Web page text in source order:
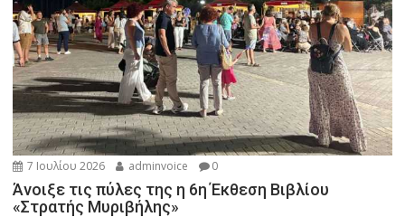
7 Ιουλίου 2026 adminvoice 0
Άνοιξε τις πύλες της η 6η Έκθεση Βιβλίου
«Στρατής Μυριβήλης»